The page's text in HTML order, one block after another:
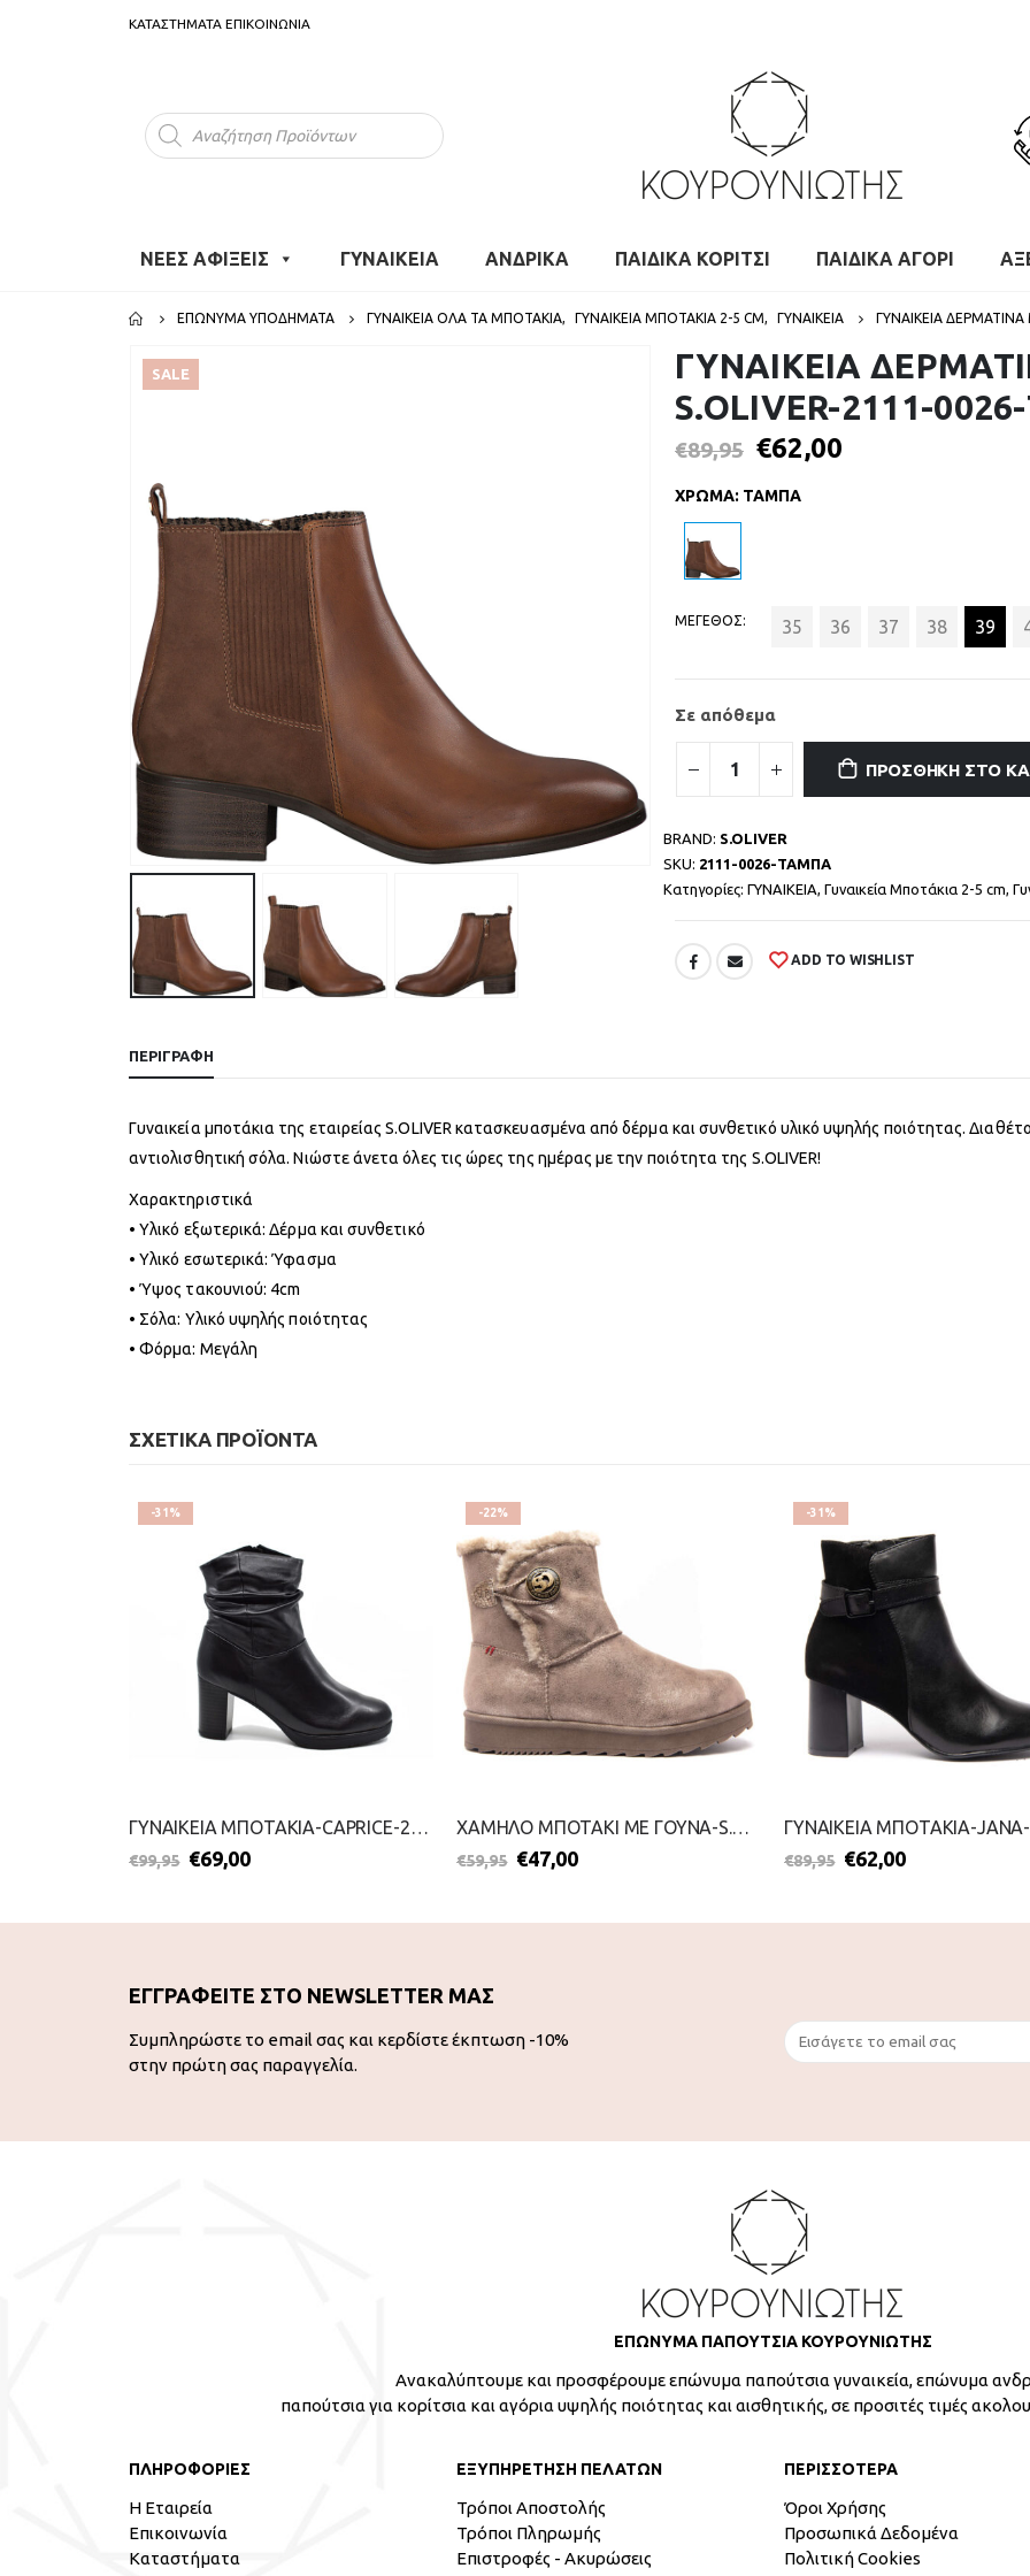
ΚΑΤΑΣΤΗΜΑΤΑ ΕΠΙΚΟΙΝΩΝΙΑ
Products
search
ΝΕΕΣ ΑΦΙΞΕΙΣ ΓΥΝΑΙΚΕΙΑ ΑΝΔΡΙΚΑ ΠΑΙΔΙΚΑ ΚΟΡΙΤΣΙ ΠΑΙΔΙΚΑ ΑΓΟΡΙ
ΕΠΏΝΥΜΑ ΥΠΟΔΉΜΑΤΑ ΓΥΝΑΙΚΕΊΑ ΌΛΑ ΤΑ ΜΠΟΤΆΚΙΑ, ΓΥΝΑΙΚΕΊΑ ΜΠΟΤΆΚΙΑ 2-5 CM, ΓΥΝΑΙΚΕΙΑ ΓΥΝΑΙΚΕΙΑ
SALE
ΓΥΝΑΙΚΕΙΑ
S.OLIVER-2111-
€89,95 €62,00
ΧΡΩΜΑ: ΤΑΜΠΑ
ΜΕΓΕΘΟΣ 35 36 37 38 39
Σε απόθεμα
ΠΡΟΣΘΉΚΗ ΣΤΟ
BRAND: S.OLIVER
SKU: 2111-0026-ΤΑΜΠΑ
Κατηγορίες: ΓΥΝΑΙΚΕΙΑ, Γυναικεία Μποτάκια 2-5 cm,
ADD TO WISHLIST
ΠΕΡΙΓΡΑΦΉ
Γυναικεία μποτάκια της εταιρείας S.OLIVER κατασκευασμένα από δέρμα και συνθετικό υλικό υψηλής ποιότητας.
αντιολισθητική σόλα. Νιώστε άνετα όλες τις ώρες της ημέρας με την ποιότητα της S.OLIVER!
Χαρακτηριστικά
• Υλικό εξωτερικά: Δέρμα και συνθετικό
• Υλικό εσωτερικά: Ύφασμα
• Ύψος τακουνιού: 4cm
• Σόλα: Υλικό υψηλής ποιότητας
• Φόρμα: Μεγάλη
ΣΧΕΤΙΚΆ ΠΡΟΪΌΝΤΑ
-31%
ΓΥΝΑΙΚΕΙΑ ΜΠΟΤΑΚΙΑ-CAPRICE-2111-0090-ΜΑΥΡΟ
€99,95 €69,00
-22%
ΧΑΜΗΛΟ ΜΠΟΤΑΚΙ ΜΕ ΓΟΥΝΑ-S.OLIVER-2111-0029-ΓΚΡΙ
€59,95 €47,00
-31%
€89,95 €62,00
ΕΓΓΡΑΦΕΙΤΕ ΣΤΟ NEWSLETTER ΜΑΣ
Συμπληρώστε το email σας και κερδίστε έκπτωση -10%
στην πρώτη σας παραγγελία.
ΕΠΩΝΥΜΑ ΠΑΠΟΥΤΣΙΑ ΚΟΥΡΟΥΝΙΩΤΗΣ
Ανακαλύπτουμε και προσφέρουμε επώνυμα παπούτσια γυναικεία, επώνυμα
παπούτσια για κορίτσια και αγόρια υψηλής ποιότητας και αισθητικής, σε προσιτές τιμές
ΠΛΗΡΟΦΟΡΙΕΣ
Η Εταιρεία
Επικοινωνία
Καταστήματα
ΕΞΥΠΗΡΕΤΗΣΗ ΠΕΛΑΤΩΝ
Τρόποι Αποστολής
Τρόποι Πληρωμής
Επιστροφές - Ακυρώσεις
ΠΕΡΙΣΣΟΤΕΡΑ
Όροι Χρήσης
Προσωπικά Δεδομένα
Πολιτική Cookies